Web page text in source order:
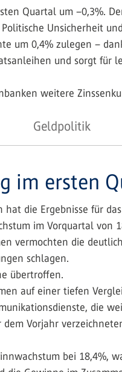
Quartal um –0,3%.
Unsicherheit
um 0,4% zulegen –
und sorgt
weitere
Geldpolitik
im ersten
hat die Ergebnisse für
im Vorquartal von
vermochten die
schlagen.
übertroffen.
auf einer tiefen
die
Vorjahr
bei 18,4%,